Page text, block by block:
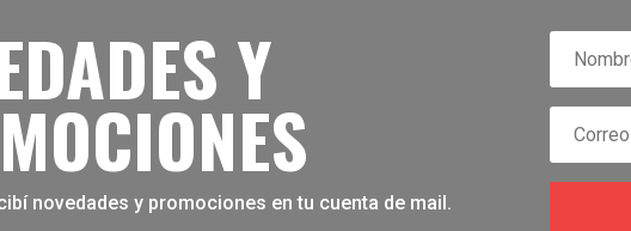
Y
novedades y promociones en tu cuenta de mail.